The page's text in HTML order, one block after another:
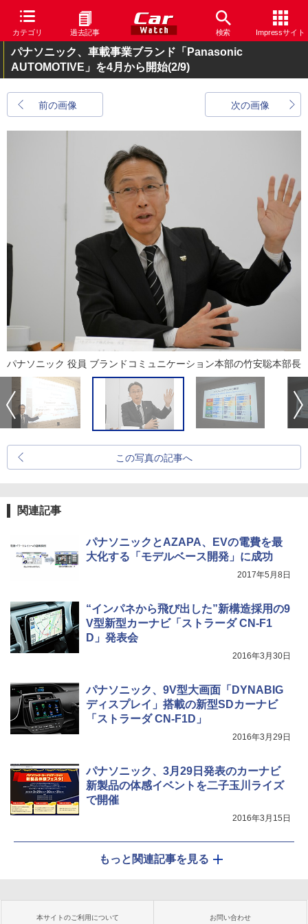
カテゴリ 過去記事 検索 Impressサイト
パナソニック、車載事業ブランド「Panasonic
AUTOMOTIVE」を4月から開始(2/9)
前の画像 次の画像
パナソニック 役員 ブランドコミュニケーション本部の竹安聡本部長
この写真の記事へ
関連記事
パナソニックとAZAPA、EVの電費を最
大化する「モデルベース開発」に成功
2017年5月8日
“インパネから飛び出した”新構造採用の9
V型新型カーナビ「ストラーダ CN-F1
D」発表会
2016年3月30日
パナソニック、9V型大画面「DYNABIG
ディスプレイ」搭載の新型SDカーナビ
「ストラーダ CN-F1D」
2016年3月29日
パナソニック、3月29日発表のカーナビ
新製品の体感イベントを二子玉川ライズ
で開催
2016年3月15日
もっと関連記事を見る
本サイトのご利用について お問い合わせ